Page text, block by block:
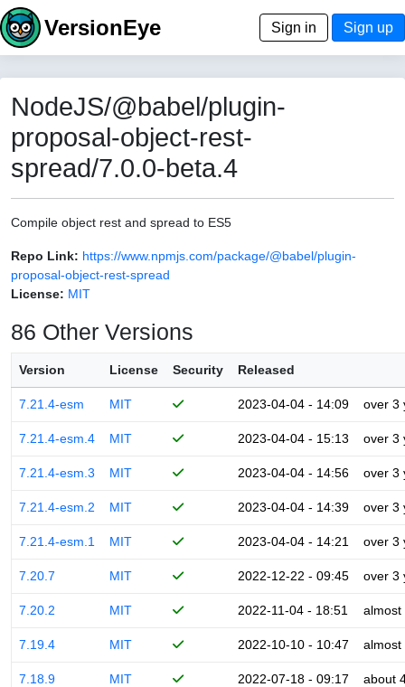
VersionEye Sign in Sign up
NodeJS/@babel/plugin-
proposal-object-rest-
spread/7.0.0-beta.4
Compile object rest and spread to ES5
Repo Link: https://www.npmjs.com/package/@babel/plugin-
proposal-object-rest-spread
License: MIT
86 Other Versions
Version License Security Released
7.21.4-esm MIT 2023-04-04 - 14:09 over 3
7.21.4-esm.4 MIT 2023-04-04 - 15:13 over 3
7.21.4-esm.3 MIT 2023-04-04 - 14:56 over 3
7.21.4-esm.2 MIT 2023-04-04 - 14:39 over 3
7.21.4-esm.1 MIT 2023-04-04 - 14:21 over 3
7.20.7 MIT 2022-12-22 - 09:45 over 3
7.20.2 MIT 2022-11-04 - 18:51 almost
7.19.4 MIT 2022-10-10 - 10:47 almost
7.18.9 MIT 2022-07-18 - 09:17 about